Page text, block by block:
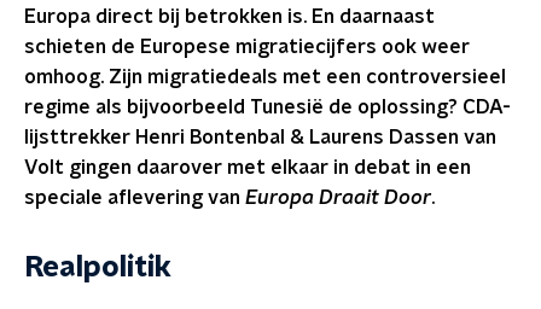
Europa direct bij betrokken is. En daarnaast
schieten de Europese migratiecijfers ook weer
omhoog. Zijn migratiedeals met een controversieel
regime als bijvoorbeeld Tunesië de oplossing? CDA-
lijsttrekker Henri Bontenbal & Laurens Dassen van
Volt gingen daarover met elkaar in debat in een
speciale aflevering van Europa Draait Door.
Realpolitik